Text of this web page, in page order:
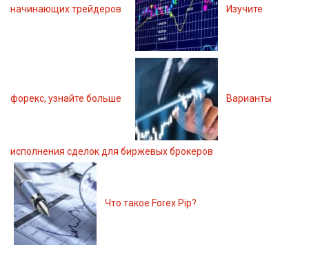
начинающих трейдеров Изучите
форекс, узнайте больше Варианты
исполнения сделок для биржевых брокеров
Что такое Forex Pip?